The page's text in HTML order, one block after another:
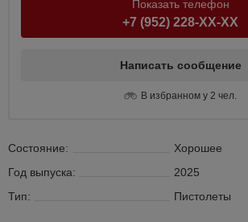
Показать телефон
+7 (952) 228-XX-XX
Написать сообщение
В избранном у 2 чел.
Состояние:
Хорошее
Год выпуска:
2025
Тип:
Пистолеты